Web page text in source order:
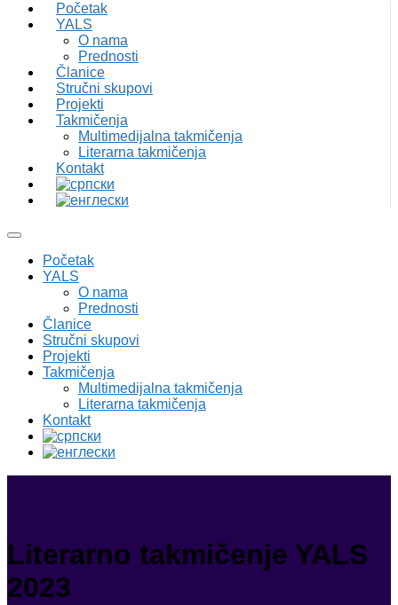
Početak
YALS
O nama
Prednosti
Članice
Stručni skupovi
Projekti
Takmičenja
Multimedijalna takmičenja
Literarna takmičenja
Kontakt
Početak
YALS
O nama
Prednosti
Članice
Stručni skupovi
Projekti
Takmičenja
Multimedijalna takmičenja
Literarna takmičenja
Kontakt
Literarno takmičenje YALS
2023